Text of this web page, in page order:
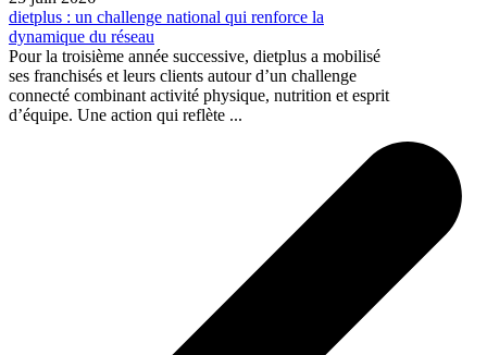
dietplus : un challenge national qui renforce la
dynamique du réseau
Pour la troisième année successive, dietplus a mobilisé
ses franchisés et leurs clients autour d’un challenge
connecté combinant activité physique, nutrition et esprit
d’équipe. Une action qui reflète ...